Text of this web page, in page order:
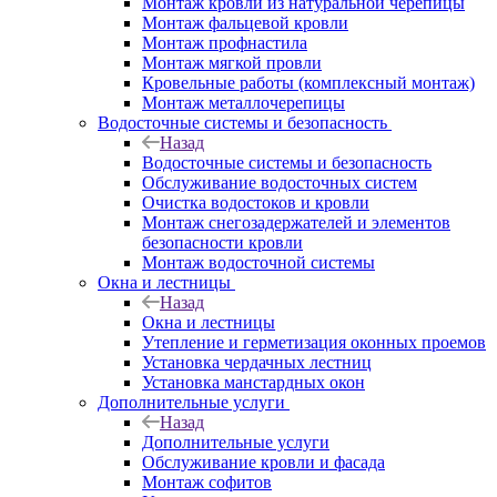
Монтаж фальцевой кровли
Монтаж профнастила
Монтаж мягкой провли
Кровельные работы (комплексный монтаж)
Монтаж металлочерепицы
Водосточные системы и безопасность
Назад
Водосточные системы и безопасность
Обслуживание водосточных систем
Очистка водостоков и кровли
Монтаж снегозадержателей и элементов
безопасности кровли
Монтаж водосточной системы
Окна и лестницы
Назад
Окна и лестницы
Утепление и герметизация оконных проемов
Установка чердачных лестниц
Установка манстардных окон
Дополнительные услуги
Назад
Дополнительные услуги
Обслуживание кровли и фасада
Монтаж софитов